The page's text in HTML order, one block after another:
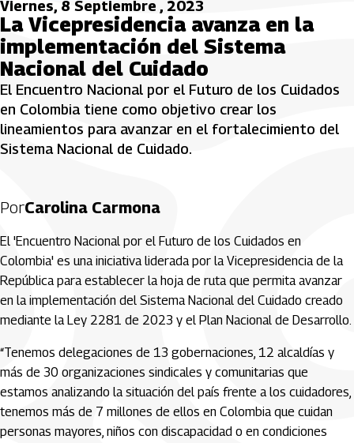
Viernes, 8 Septiembre , 2023
La Vicepresidencia avanza en la
implementación del Sistema
Nacional del Cuidado
El Encuentro Nacional por el Futuro de los Cuidados
en Colombia tiene como objetivo crear los
lineamientos para avanzar en el fortalecimiento del
Sistema Nacional de Cuidado.
PorCarolina Carmona
El 'Encuentro Nacional por el Futuro de los Cuidados en
Colombia' es una iniciativa liderada por la Vicepresidencia de la
República para establecer la hoja de ruta que permita avanzar
en la implementación del Sistema Nacional del Cuidado creado
mediante la Ley 2281 de 2023 y el Plan Nacional de Desarrollo.
“Tenemos delegaciones de 13 gobernaciones, 12 alcaldías y
más de 30 organizaciones sindicales y comunitarias que
estamos analizando la situación del país frente a los cuidadores,
tenemos más de 7 millones de ellos en Colombia que cuidan
personas mayores, niños con discapacidad o en condiciones